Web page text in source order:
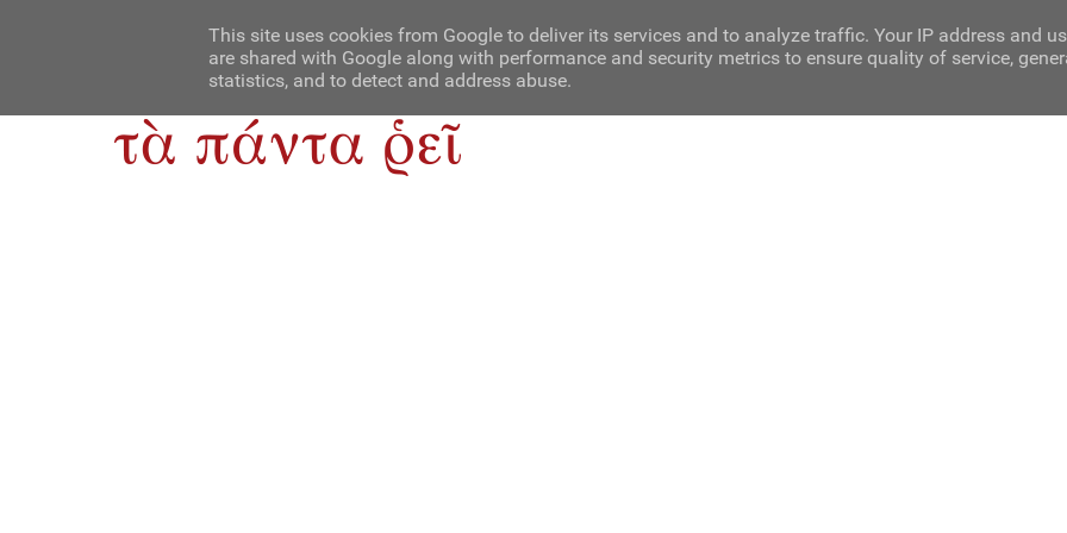
Contact Us About Us
This site uses cookies from Google to deliver its services and to analyze traffic. Your IP address and
are shared with Google along with performance and security metrics to ensure quality of service,
statistics, and to detect and address abuse.